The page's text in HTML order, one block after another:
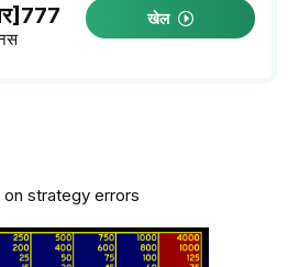
खेल
on strategy errors